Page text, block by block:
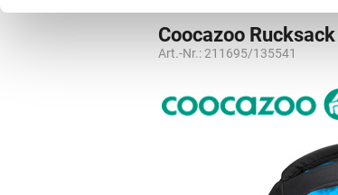
Coocazoo
Art.-Nr.:211695/135541